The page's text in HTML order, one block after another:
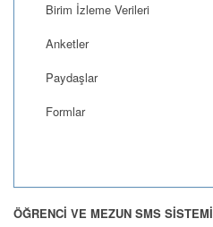
Birim İzleme Verileri
Anketler
Paydaşlar
Formlar
ÖĞRENCİ VE MEZUN SMS SİSTEMİ